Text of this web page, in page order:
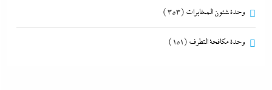
وحدة شئون المخابرات (353)
وحدة مكافحة التطرف (151)